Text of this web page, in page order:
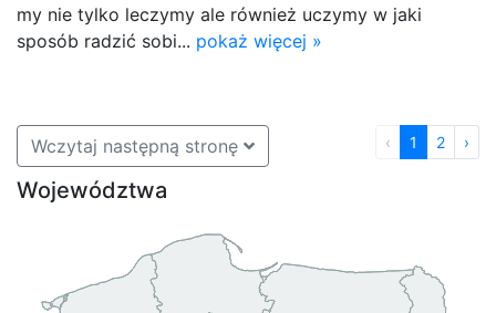
my nie tylko leczymy ale również uczymy w jaki
sposób radzić sobi... pokaż więcej »
Wczytaj następną stronę ‹ 1 2 ›
Województwa